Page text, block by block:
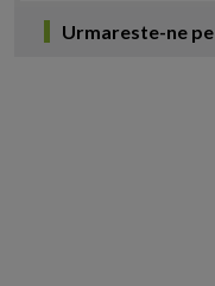
Urmareste-ne pe